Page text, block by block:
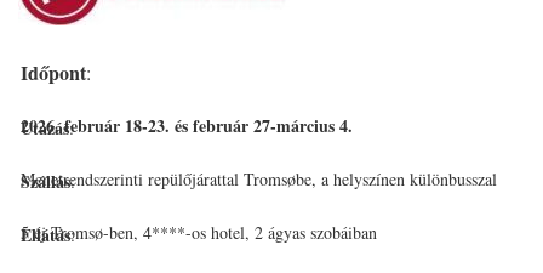
Időpont:
2026. február 18-23. és február 27-március 4.
Utazás:
Menetrendszerinti repülőjárattal Tromsøbe, a helyszínen különbusszal
Szállás:
5 éj Tromsø-ben, 4****-os hotel, 2 ágyas szobáiban
Ellátás: